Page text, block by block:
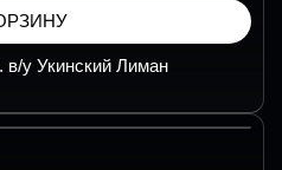
в/у Укинский Лиман